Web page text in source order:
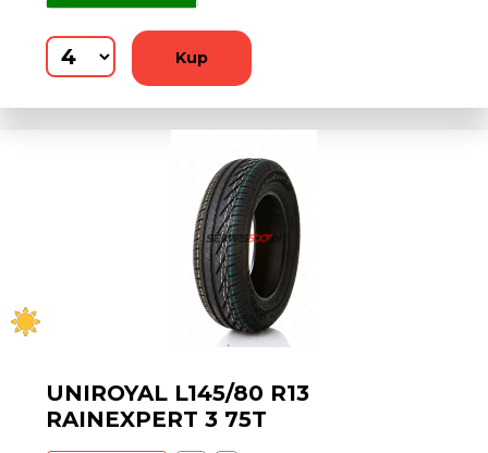
Kup
UNIROYAL L145/80 R13
RAINEXPERT 3 75T